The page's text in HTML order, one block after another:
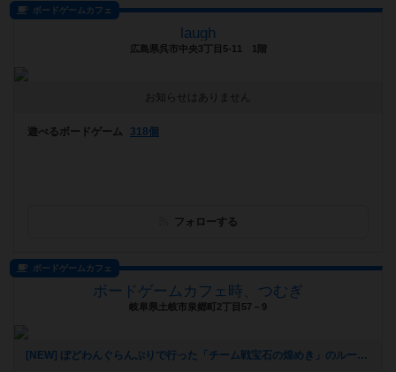
ボードゲームカフェ
laugh
広島県呉市中央3丁目5-11 1階
お知らせはありません
遊べるボードゲーム 318個
フォローする
ボードゲームカフェ
ボードゲームカフェ時、つむぎ
岐阜県土岐市泉郷町2丁目57－9
[NEW] ぼどわんぐらんぷりで行った「チーム戦宝石の煌めき」のルールについて（2026年07月11日 16時35分）